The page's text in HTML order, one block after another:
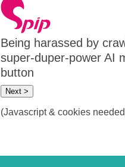
Being harassed by
super-duper-power AI
button
Next >
(Javascript & cookies